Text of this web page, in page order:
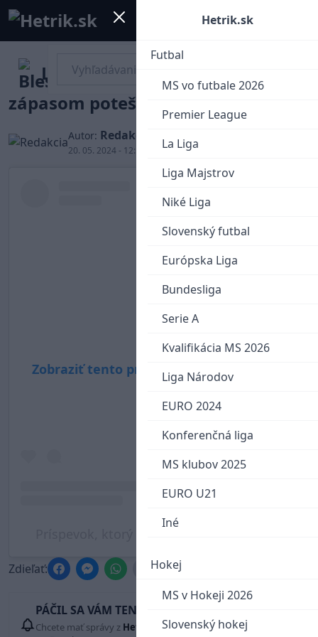
Mobile menu
Hetrik.sk
Futbal
MS vo futbale 2026
Premier League
La Liga
Liga Majstrov
Niké Liga
Slovenský futbal
Európska Liga
Bundesliga
Serie A
Kvalifikácia MS 2026
Liga Národov
EURO 2024
Konferenčná liga
MS klubov 2025
EURO U21
Iné
Hokej
MS v Hokeji 2026
Slovenský hokej
Libor Hudáček pre včerajším
zápasom potešil malého fanúšika
Autor: Redakcia
20. 05. 2024 - 12:19
Zobraziť tento príspevok na Instagrame
Zdieľať:
PÁČIL SA VÁM TENTO ČLÁNOK?
Chcete mať správy z Hetrik.skvždy ako prví? Pridajte si nás